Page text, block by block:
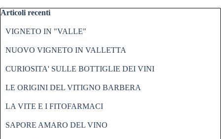
Salta blocco Articoli recenti
Articoli recenti
VIGNETO IN "VALLE"
NUOVO VIGNETO IN VALLETTA
CURIOSITA' SULLE BOTTIGLIE DEI VINI
LE ORIGINI DEL VITIGNO BARBERA
LA VITE E I FITOFARMACI
SAPORE AMARO DEL VINO